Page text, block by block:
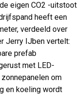
eigen CO2 -uitstoot
heeft een
verdeeld over
Jerry IJben vertelt:
prefab
met LED-
om
en koeling wordt